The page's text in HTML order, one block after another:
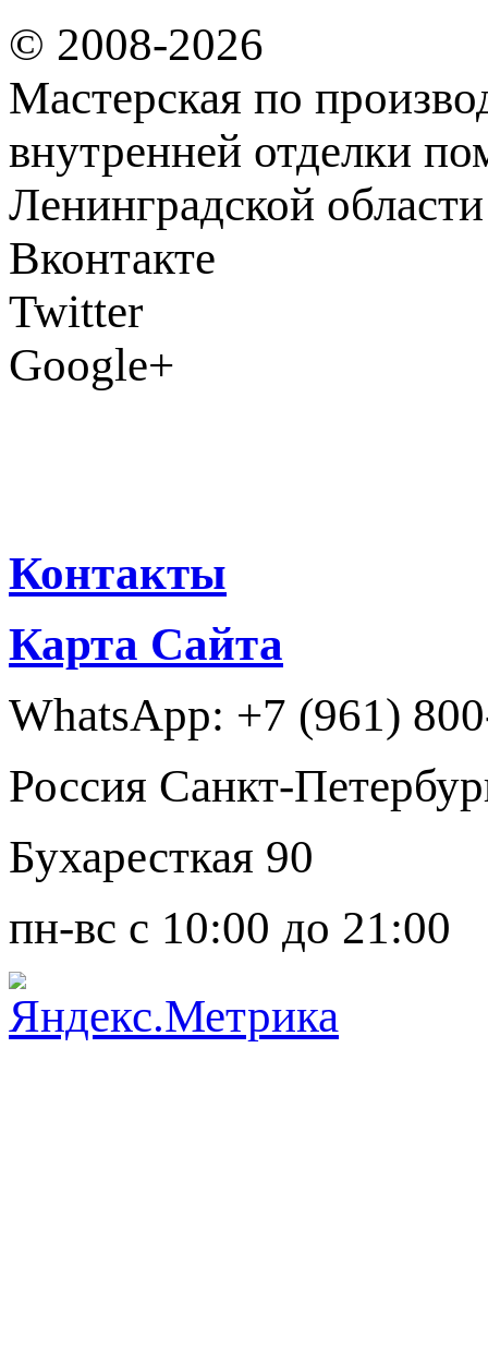
© 2008-2026
Мастерская по
внутренней отделки
Ленинградской области
Вконтакте
Twitter
Google+
Контакты
Карта Сайта
WhatsApp: +7 (961)
Россия Санкт-
Бухаресткая 90
пн-вс с 10:00 до 21:00